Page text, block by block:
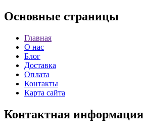
Основные страницы
Главная
О нас
Блог
Доставка
Оплата
Контакты
Карта сайта
Контактная информация